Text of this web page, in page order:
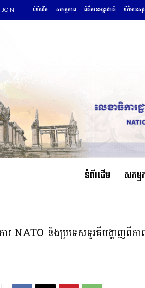
ទំព័រដើម សកម្មភាព ព័ត៌មានអន្តរជាតិ ព័ត៌មានសុវ
ទំព័រដើម សកម្ម
ការ NATO និងប្រទេសទួរគីបង្ហាញពីភ